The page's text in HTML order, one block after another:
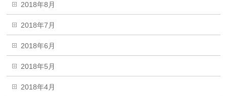
2018年8月
2018年7月
2018年6月
2018年5月
2018年4月